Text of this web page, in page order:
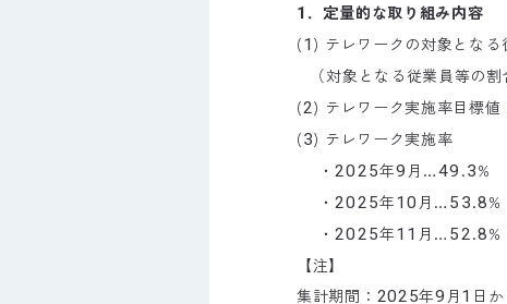
1 ．定量的な取り組み内容
(1 ) テレワークの対象とな
（対象となる従業員等の割
(2) テレワーク実施率目標値
(3) テレワーク実施率
・2025年9 月…49 .3%
・2025年10 月… 53.8%
・2025年11 月… 52.8%
【注】
集計期間： 2025年9 月 1 日